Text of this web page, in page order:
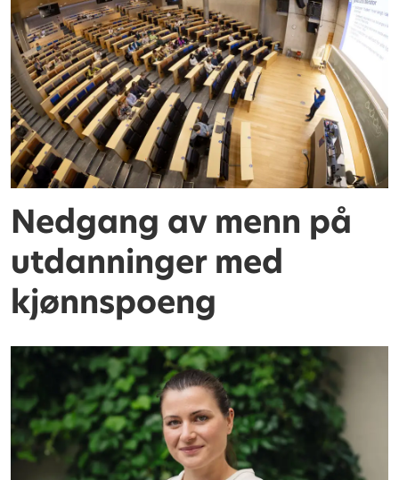
Nedgang av menn på
utdanninger med
kjønnspoeng